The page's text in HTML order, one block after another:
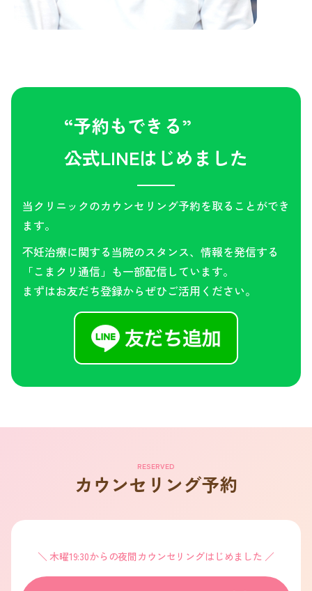
“予約もできる”
公式LINEはじめました
当クリニックのカウンセリング予約を取ることができ
ます。
不妊治療に関する当院のスタンス、情報を発信する
「こまクリ通信」も一部配信しています。
まずはお友だち登録からぜひご活用ください。
RESERVED
カウンセリング予約
木曜19:30からの夜間カウンセリングはじめました